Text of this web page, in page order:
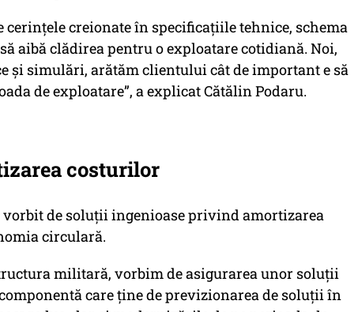
cerințele creionate în specificațiile tehnice, schema
aibă clădirea pentru o exploatare cotidiană. Noi,
și simulări, arătăm clientului cât de important e să
de exploatare”, a explicat Cătălin Podaru.
costurilor
de soluții ingenioase privind amortizarea
circulară.
militară, vorbim de asigurarea unor soluții
care ține de previzionarea de soluții în